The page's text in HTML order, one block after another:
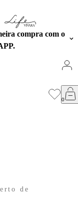
compra com o
de